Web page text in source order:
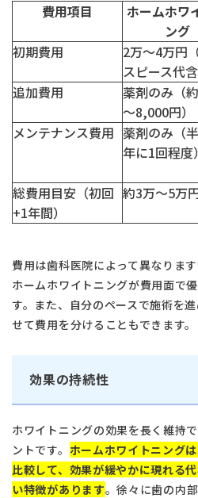
費用項目
ホームホワ
ング
初期費用
2万～4万円
スピース代含
追加費用
薬剤のみ（
～8,000円）
メンテナンス費用 薬剤のみ（
年に1回程度）
総費用目安（初回
+1年間）
約3万～5万
費用は歯科医院によって異なりま
ホームホワイトニングが費用面で
す。また、自分のペースで施術を
せて費用を分けることもできます。
効果の持続性
ホワイトニングの効果を長く維持
ントです。 ホームホワイトニング
比較して、効果が緩やかに現れる
い特徴があります。徐々に歯の内